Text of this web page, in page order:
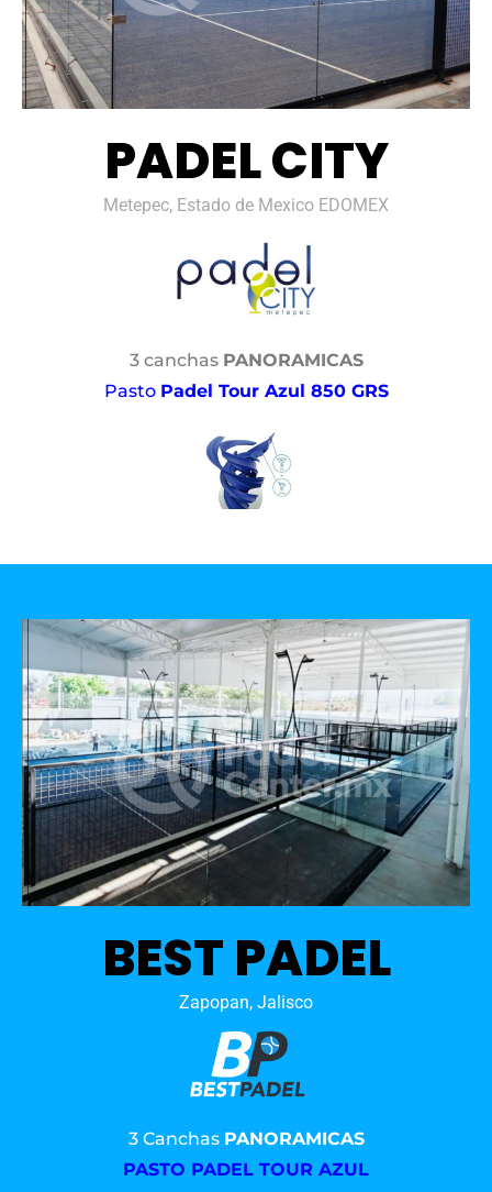
PADEL CITY
Metepec, Estado de Mexico EDOMEX
3 canchas PANORAMICAS
Pasto Padel Tour Azul 850 GRS
BEST PADEL
Zapopan, Jalisco
3 Canchas PANORAMICAS
PASTO PADEL TOUR AZUL